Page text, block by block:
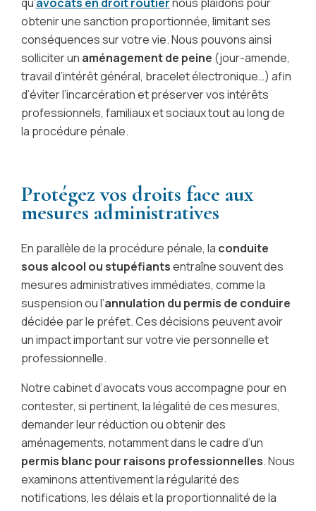
obtenir une sanction proportionnée, limitant ses
conséquences sur votre vie. Nous pouvons ainsi
solliciter un aménagement de peine (jour-amende,
travail d’intérêt général, bracelet électronique…) afin
d’éviter l’incarcération et préserver vos intérêts
professionnels, familiaux et sociaux tout au long de
la procédure pénale.
Protégez vos droits face aux
mesures administratives
En parallèle de la procédure pénale, la conduite
sous alcool ou stupéfiantsentraîne souvent des
mesures administratives immédiates, comme la
suspension ou l’annulation du permis de conduire
décidée par le préfet. Ces décisions peuvent avoir
un impact important sur votre vie personnelle et
professionnelle.
Notre cabinet d’avocats vous accompagne pour en
contester, si pertinent, la légalité de ces mesures,
demander leur réduction ou obtenir des
aménagements, notamment dans le cadre d’un
permis blanc pour raisons professionnelles. Nous
examinons attentivement la régularité des
notifications, les délais et la proportionnalité de la